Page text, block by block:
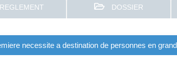
REGLEMENT DOSSIER
necessite a destination de personnes en